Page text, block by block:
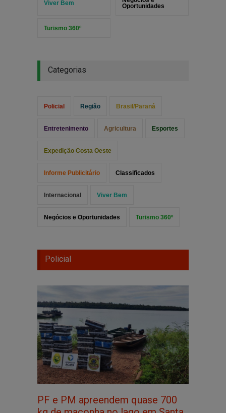
Viver Bem
Oportunidades
Turismo 360º
Categorias
Policial Região Brasil/Paraná
Entretenimento Agricultura Esportes
Expedição Costa Oeste
Informe Publicitário Classificados
Internacional Viver Bem
Negócios e Oportunidades Turismo 360º
Policial
PF e PM apreendem quase 700